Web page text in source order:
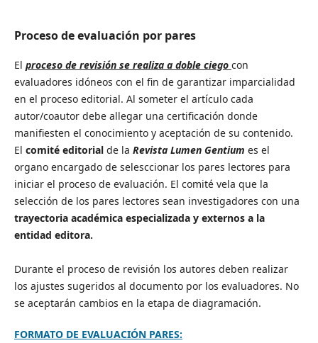
Proceso de evaluación por pares
El proceso de revisión se realiza a doble ciego con
evaluadores idóneos con el fin de garantizar imparcialidad
en el proceso editorial. Al someter el artículo cada
autor/coautor debe allegar una certificación donde
manifiesten el conocimiento y aceptación de su contenido.
El comité editorialde la Revista Lumen Gentium es el
organo encargado de selesccionar los pares lectores para
iniciar el proceso de evaluación. El comité vela que la
selección de los pares lectores sean investigadores con una
trayectoria académica especializada y externos a la
entidad editora.
Durante el proceso de revisión los autores deben realizar
los ajustes sugeridos al documento por los evaluadores. No
se aceptarán cambios en la etapa de diagramación.
FORMATO DE EVALUACIÓN PARES: